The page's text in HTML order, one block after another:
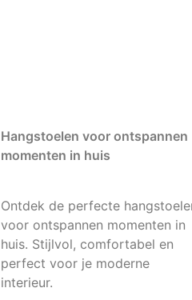
Hangstoelen voor ontspannen
momenten in huis
Ontdek de perfecte
voor ontspannen momenten in
huis. Stijlvol, comfortabel en
perfect voor je moderne
interieur.